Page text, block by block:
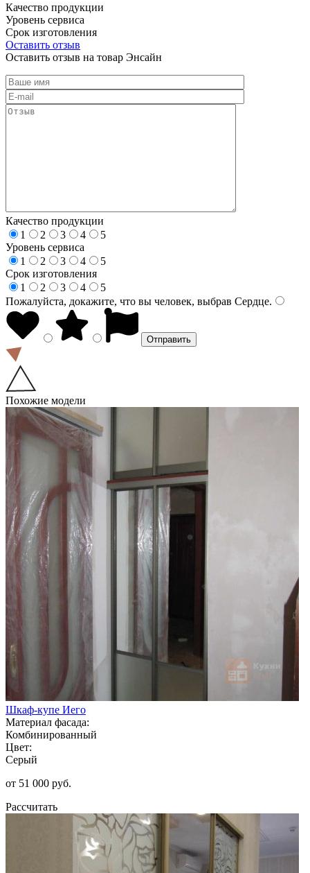
Качество продукции
Уровень сервиса
Срок изготовления
Оставить отзыв
Оставить отзыв на товар Энсайн
Качество продукции
1
2 3 4
5
Уровень сервиса
1
2 3 4
5
Срок изготовления
1
2 3 4
5
Пожалуйста, докажите, что вы человек, выбрав Сердце.
Похожие модели
Шкаф-купе Иего
Материал фасада:
Комбинированный
Цвет:
Серый
от 51 000 руб.
Рассчитать